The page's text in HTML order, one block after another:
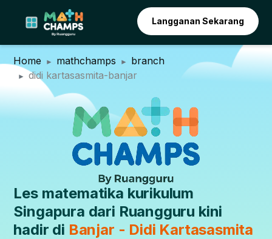
Langganan Sekarang
Home mathchamps
branch
didi kartasasmita-banjar
Les matematika kurikulum
Singapura dari Ruangguru kini
hadir di Banjar - Didi Kartasasmita